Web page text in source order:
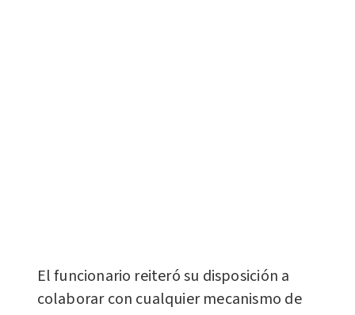
El funcionario reiteró su disposición a
colaborar con cualquier mecanismo de